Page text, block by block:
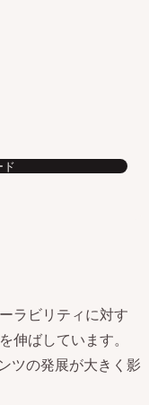
ド
ラビリティに対す
伸ばしています。
ツの発展が大きく影